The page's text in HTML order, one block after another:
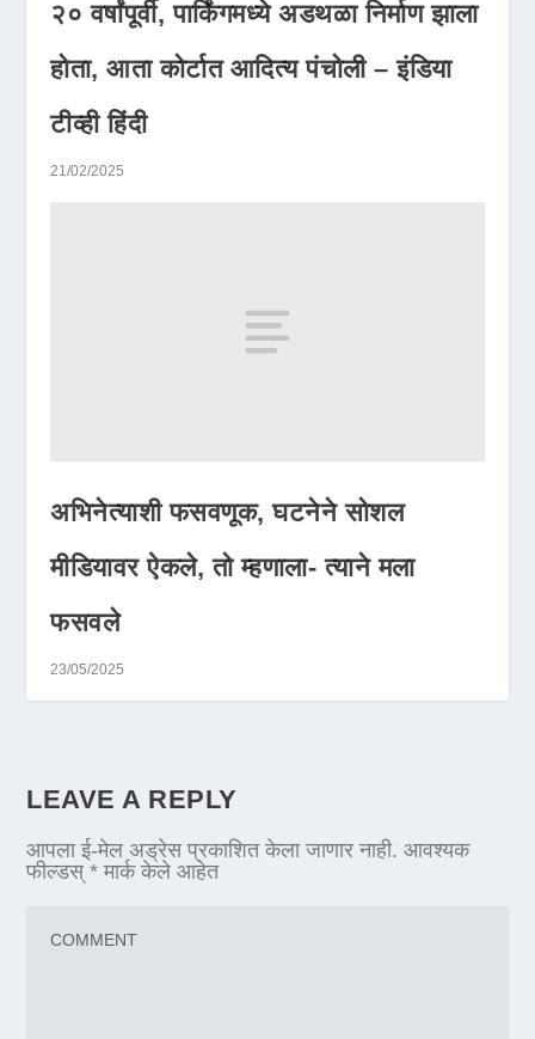
२० वर्षांपूर्वी, पार्किंगमध्ये अडथळा निर्माण झाला
होता, आता कोर्टात आदित्य पंचोली – इंडिया
टीव्ही हिंदी
21/02/2025
अभिनेत्याशी फसवणूक, घटनेने सोशल
मीडियावर ऐकले, तो म्हणाला- त्याने मला
फसवले
23/05/2025
LEAVE A REPLY
आपला ई-मेल अड्रेस प्रकाशित केला जाणार नाही. आवश्यक
फील्डस्* मार्क केले आहेत